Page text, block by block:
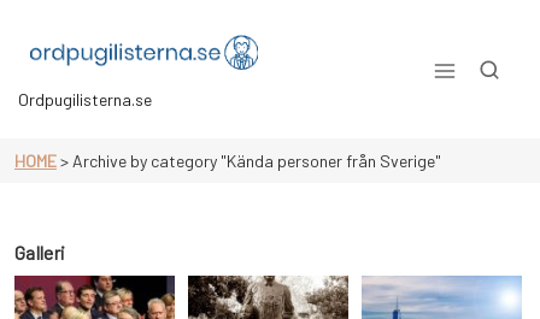
content
Ordpugilisterna.se
HOME> Archive by category "Kända personer från Sverige"
Galleri